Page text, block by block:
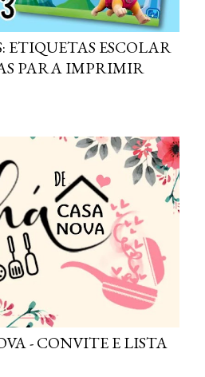
ETIQUETAS ESCOLAR
PARA IMPRIMIR
- CONVITE E LISTA